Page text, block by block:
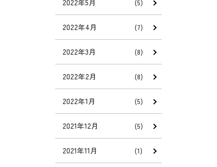
2022年5月 (5)
2022年4月 (7)
2022年3月 (8)
2022年2月 (8)
2022年1月 (5)
2021年12月 (5)
2021年11月 (1)